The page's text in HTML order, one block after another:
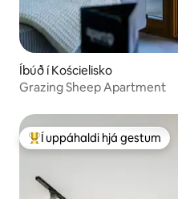
Íbúð í Kościelisko
Grazing Sheep Apartment
Í mestu uppáhaldi hjá gestum
Í uppáhaldi hjá gestum